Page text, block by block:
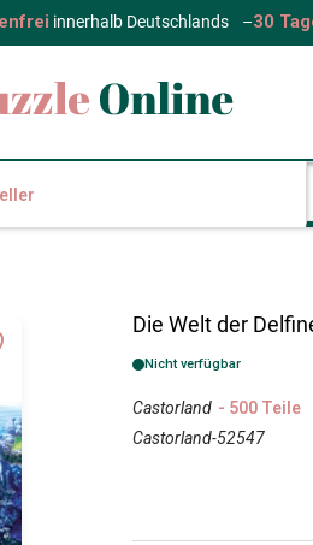
innerhalb Deutschlands –30
Die Welt der
Nicht verfügbar
Castorland - 500 Teile
Castorland-52547